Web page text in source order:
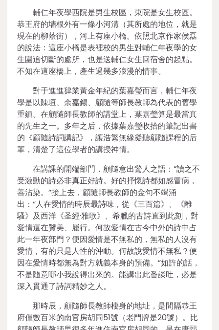
輔仁年夜學西院是男生校區，東院是女生校區。
恭王府的墻根外有一條小河溝（其所處的地位，就是
現在的柳蔭街），河上有座小橋。依照北京作家侯磊
的說法：這座小橋是表裡校的男生對輔仁年夜學的女
生圍追切斷的處所，也是送輔仁女生回宿舍的起點。
不知在這座橋上，產生過幾多浪漫的情事。
對于進進肄業黃金年紀的葉嘉瑩而言，輔仁年夜
學是以陳垣、余嘉錫、顧隨等師長教師為代表的舊學
重鎮。在顧隨師長教師的講堂上，葉嘉瑩算是最當真
的先生之一。多年之后，依據葉嘉瑩收拾的筆記出書
的《顧隨詩詞講記》，讓浩繁無緣凝聽顧隨課程的后
輩，清楚了這位學者的講授神情。
在講課的開端部門，顧隨意出驚人之語：“讀之不
受激動的詩必非真正好詩。好的抒懷詩都如感冒病，
善沾染。”接上去，顧隨師長教師的金句不竭涌
出：“人在愛情的時辰最詩味，從《三百篇》、《離
騷》及西洋《圣經·雅歌》、希臘的古詩直到此刻，對
愛情還在贊美、履行。何故愛情在古今中外的詩中占
此一年夜部門？便因愛情是不無私的，無私的人沒有
愛情，有的只是人性的沖動。何故說愛情不無私？便
因在愛情時都無為對方就義本身的預備。”如許的話，
不是隨意哪小我說得出來的。能講出此番談吐，必是
深入貫通了詩詞精妙之人。
那時辰，顧隨師長教師棲身的地址，是間隔恭王
府僅數百米的南官房胡同51號（老門牌是20號）。比